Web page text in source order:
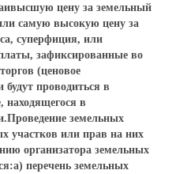
цену за земельный
самую высокую цену за
суперфиция, или
зафиксированные во
(ценовое
проводиться в
находящегося в
земельных
участков или прав на них
организатора земельных
перечень земельных